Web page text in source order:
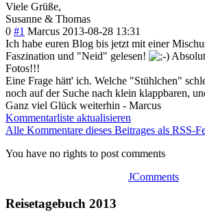
Viele Grüße,
Susanne & Thomas
0 #1 Marcus 2013-08-28 13:31
Ich habe euren Blog bis jetzt mit einer
Faszination und "Neid" gelesen!
Fotos!!!
Eine Frage hätt' ich. Welche "Stühlchen"
noch auf der Suche nach klein klappbaren,
Ganz viel Glück weiterhin - Marcus
Kommentarliste aktualisieren
Alle Kommentare dieses Beitrages als RSS-
You have no rights to post comments
JComments
Reisetagebuch 2013